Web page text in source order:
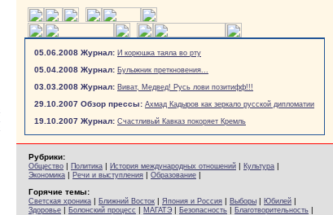
05.06.2008 Журнал: И корюшка таяла во рту
05.04.2008 Журнал: Булыжник преткновения...
03.03.2008 Журнал: Виват, Медвед! Русь лови позитифф!!!
29.10.2007 Обзор прессы: Ахмад Кадыров как зеркало русской дипломатии
19.10.2007 Журнал: Счастливый Кавказ покоряет Кремль
Рубрики:
Общество | Политика | История международных отношений | Культура |
Экономика | Речи и выступления | Образование |
Горячие темы:
Светская хроника | Ближний Восток | Япония и Россия | Выборы | Юбилей |
Здоровье | Болонский процесс | МАГАТЭ | Безопасность | Благотворительность |